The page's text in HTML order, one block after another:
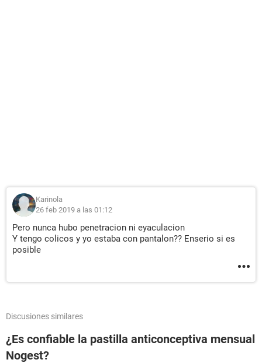
Karinola
26 feb 2019 a las 01:12
Pero nunca hubo penetracion ni eyaculacion
Y tengo colicos y yo estaba con pantalon?? Enserio si es
posible
Discusiones similares
¿Es confiable la pastilla anticonceptiva mensual
Nogest?